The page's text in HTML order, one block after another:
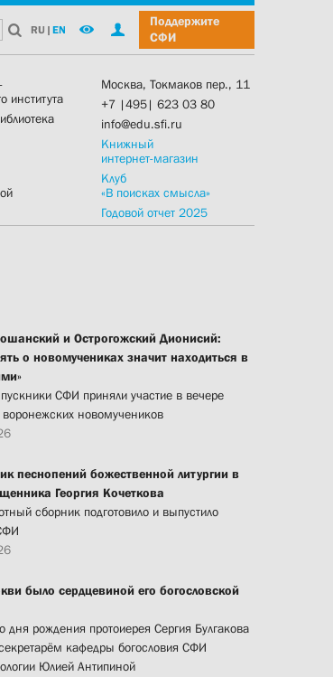
RU | EN
Поддержите
СФИ
института
Москва, Токмаков пер., 11
+7 |495| 623 03 80
info@edu.sfi.ru
Книжный
интернет-магазин
Клуб
«В поисках смысла»
Годовой отчет 2025
и Острогожский Дионисий:
о новомучениках значит находиться в
СФИ приняли участие в вечере
воронежских новомучеников
песнопений божественной литургии в
Георгия Кочеткова
сборник подготовило и выпустило
было сердцевиной его богословской
дня рождения протоиерея Сергия Булгакова
кафедры богословия СФИ
Юлией Антипиной